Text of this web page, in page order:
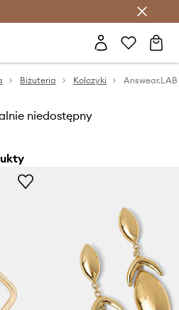
z Answear Club >
Biżuteria Kolczyki
niedostępny